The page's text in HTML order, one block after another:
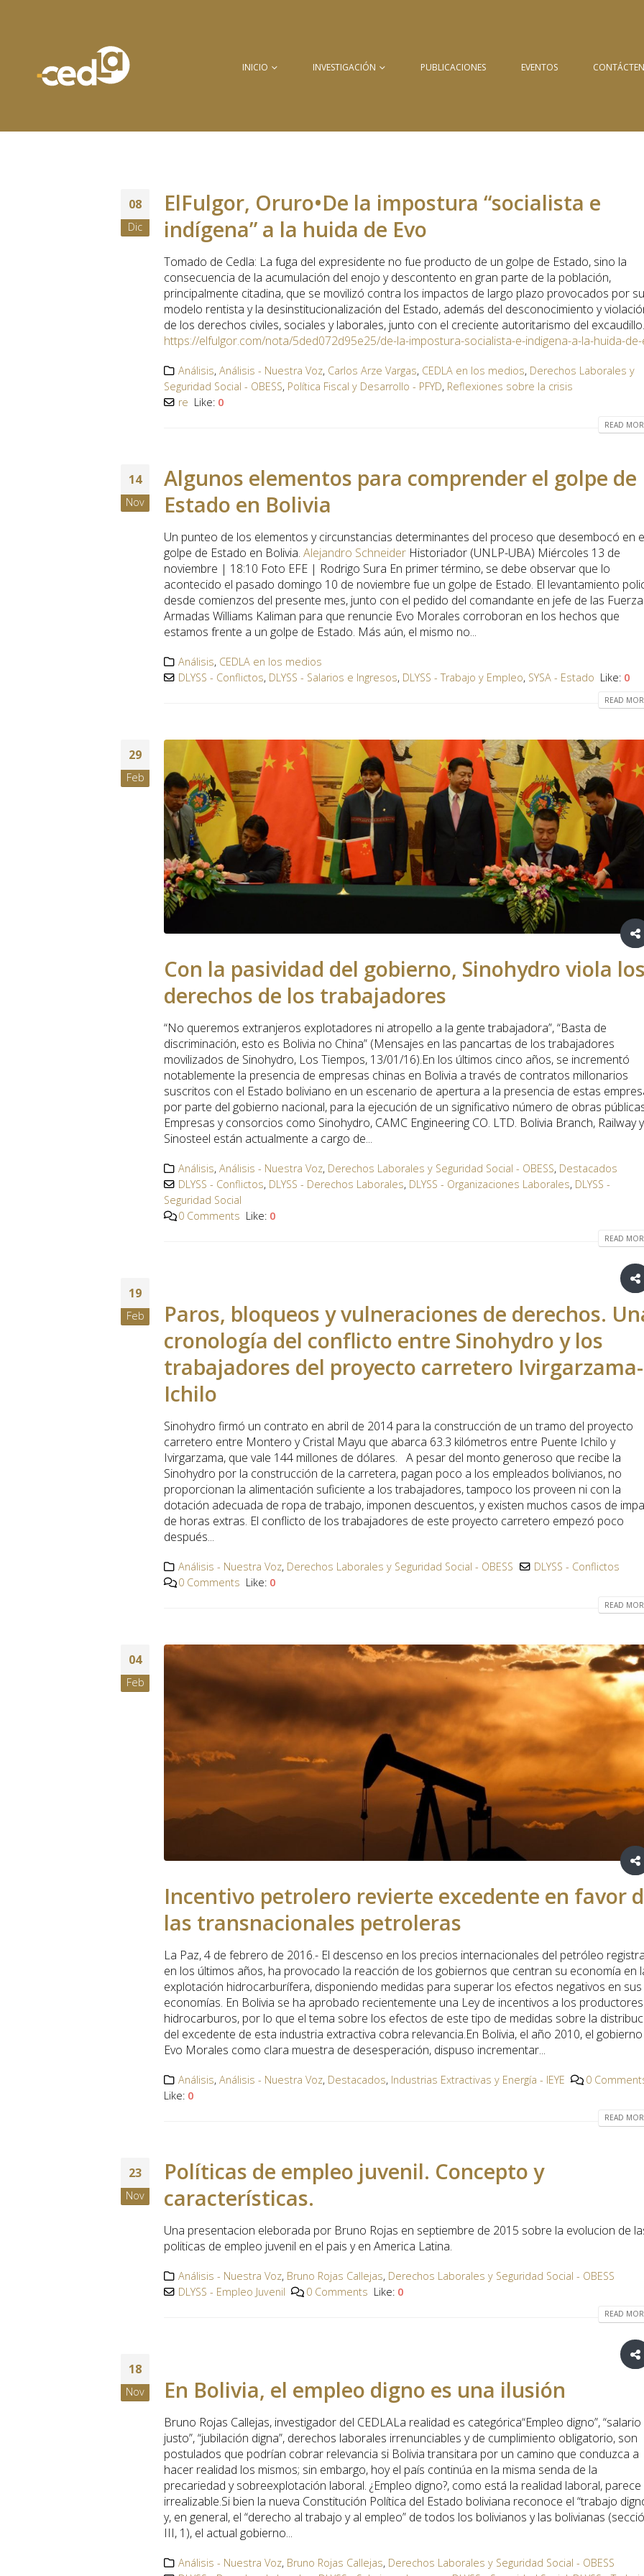
INICIO INVESTIGACIÓN PUBLICACIONES EVENTOS
08
Dic
ElFulgor, Oruro•De la impostura “socialista e
indígena” a la huida de Evo
Tomado de Cedla: La fuga del expresidente no fue producto de un golpe de Estado, sino la
consecuencia de la acumulación del enojo y descontento en gran parte de la población,
principalmente citadina, que se movilizó contra los impactos de largo plazo provocados por su
modelo rentista y la desinstitucionalización del Estado, además del desconocimiento y
de los derechos civiles, sociales y laborales, junto con el creciente autoritarismo del excaudillo.
https://elfulgor.com/nota/5ded072d95e25/de-la-impostura-socialista-e-indigena-a-la-huida-
Análisis,Análisis - Nuestra Voz, Carlos Arze Vargas, CEDLA en los medios, Derechos Laborales y
Seguridad Social - OBESS, Política Fiscal y Desarrollo - PFYD, Reflexiones sobre la crisis
re Like: 0
READ
14
Nov
Algunos elementos para comprender el golpe de
Estado en Bolivia
Un punteo de los elementos y circunstancias determinantes del proceso que desembocó en
golpe de Estado en Bolivia. Alejandro Schneider Historiador (UNLP-UBA) Miércoles 13 de
noviembre | 18:10 Foto EFE | Rodrigo Sura En primer término, se debe observar que lo
acontecido el pasado domingo 10 de noviembre fue un golpe de Estado. El levantamiento
desde comienzos del presente mes, junto con el pedido del comandante en jefe de las
Armadas Williams Kaliman para que renuncie Evo Morales corroboran en los hechos que
estamos frente a un golpe de Estado. Más aún, el mismo no...
Análisis, CEDLA en los medios
DLYSS - Conflictos, DLYSS - Salarios e Ingresos, DLYSS - Trabajo y Empleo, SYSA - Estado Like: 0
READ
29
Feb
Con la pasividad del gobierno, Sinohydro viola
derechos de los trabajadores
“No queremos extranjeros explotadores ni atropello a la gente trabajadora”, “Basta de
discriminación, esto es Bolivia no China” (Mensajes en las pancartas de los trabajadores
movilizados de Sinohydro, Los Tiempos, 13/01/16).En los últimos cinco años, se incrementó
notablemente la presencia de empresas chinas en Bolivia a través de contratos millonarios
suscritos con el Estado boliviano en un escenario de apertura a la presencia de estas
por parte del gobierno nacional, para la ejecución de un significativo número de obras
Empresas y consorcios como Sinohydro, CAMC Engineering CO. LTD. Bolivia Branch, Railway y
Sinosteel están actualmente a cargo de...
Análisis,Análisis - Nuestra Voz, Derechos Laborales y Seguridad Social - OBESS, Destacados
DLYSS - Conflictos, DLYSS - Derechos Laborales, DLYSS - Organizaciones Laborales, DLYSS -
Seguridad Social
0 Comments Like: 0
READ
19
Feb
Paros, bloqueos y vulneraciones de derechos.
cronología del conflicto entre Sinohydro y los
trabajadores del proyecto carretero Ivirgarzama-
Ichilo
Sinohydro firmó un contrato en abril de 2014 para la construcción de un tramo del proyecto
carretero entre Montero y Cristal Mayu que abarca 63.3 kilómetros entre Puente Ichilo y
Ivirgarzama, que vale 144 millones de dólares. A pesar del monto generoso que recibe la
Sinohydro por la construcción de la carretera, pagan poco a los empleados bolivianos, no
proporcionan la alimentación suficiente a los trabajadores, tampoco los proveen ni con la
dotación adecuada de ropa de trabajo, imponen descuentos, y existen muchos casos de
de horas extras. El conflicto de los trabajadores de este proyecto carretero empezó poco
después...
Análisis - Nuestra Voz, Derechos Laborales y Seguridad Social - OBESS
DLYSS - Conflictos
0 Comments Like: 0
READ
04
Feb
Incentivo petrolero revierte excedente en favor
las transnacionales petroleras
La Paz, 4 de febrero de 2016.- El descenso en los precios internacionales del petróleo
en los últimos años, ha provocado la reacción de los gobiernos que centran su economía en
explotación hidrocarburífera, disponiendo medidas para superar los efectos negativos en sus
economías. En Bolivia se ha aprobado recientemente una Ley de incentivos a los
hidrocarburos, por lo que el tema sobre los efectos de este tipo de medidas sobre la
del excedente de esta industria extractiva cobra relevancia.En Bolivia, el año 2010, el
Evo Morales como clara muestra de desesperación, dispuso incrementar...
Análisis,Análisis - Nuestra Voz, Destacados, Industrias Extractivas y Energía - IEYE
0
Like: 0
READ
23
Nov
Políticas de empleo juvenil. Concepto y
características.
Una presentacion eleborada por Bruno Rojas en septiembre de 2015 sobre la evolucion de
politicas de empleo juvenil en el pais y en America Latina.
Análisis - Nuestra Voz, Bruno Rojas Callejas, Derechos Laborales y Seguridad Social - OBESS
DLYSS - Empleo Juvenil
0 Comments Like: 0
READ
18
Nov En Bolivia, el empleo digno es una ilusión
Bruno Rojas Callejas, investigador del CEDLALa realidad es categórica“Empleo digno”, “salario
justo”, “jubilación digna”, derechos laborales irrenunciables y de cumplimiento obligatorio, son
postulados que podrían cobrar relevancia si Bolivia transitara por un camino que conduzca a
hacer realidad los mismos; sin embargo, hoy el país continúa en la misma senda de la
precariedad y sobreexplotación laboral. ¿Empleo digno?, como está la realidad laboral, parece
irrealizable.Si bien la nueva Constitución Política del Estado boliviana reconoce el “trabajo
y, en general, el “derecho al trabajo y al empleo” de todos los bolivianos y las bolivianas
III, 1), el actual gobierno...
Análisis - Nuestra Voz, Bruno Rojas Callejas, Derechos Laborales y Seguridad Social - OBESS